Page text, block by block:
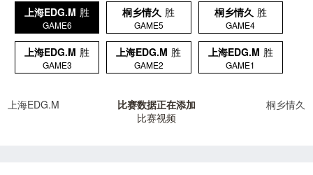
上海EDG.M 胜
GAME6
桐乡情久 胜
GAME5
桐乡情久 胜
GAME4
上海EDG.M 胜
GAME3
上海EDG.M 胜
GAME2
上海EDG.M 胜
GAME1
上海EDG.M
比赛数据正在添加
比赛视频
桐乡情久